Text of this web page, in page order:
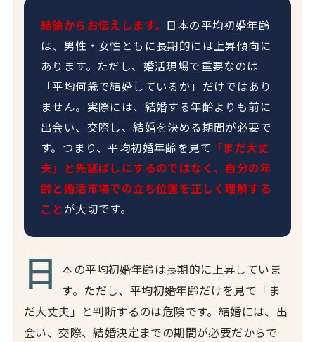
結論からお伝えします。 日本の平均初婚年齢
は、男性・女性ともに長期的には上昇傾向に
あります。ただし、婚活現場で重要なのは
「平均何歳で結婚しているか」だけではあり
ません。実際には、結婚する年齢よりも前に
出会い、交際し、結婚を決める期間が必要で
す。つまり、平均初婚年齢を見て 「まだ大丈
夫」と先延ばしにするのではなく、自分の年
齢と婚活市場での立ち位置を正しく理解する
ことが大切です。
日
本の平均初婚年齢は長期的に上昇していま
す。ただし、平均初婚年齢だけを見て「ま
だ大丈夫」と判断するのは危険です。結婚には、出
会い、交際、結婚決定までの期間が必要だからで